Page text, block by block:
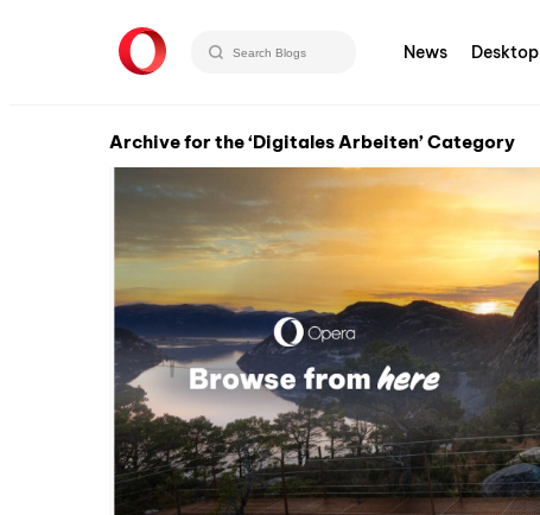
News Desktop
Archive for the ‘Digitales Arbeiten’ Category